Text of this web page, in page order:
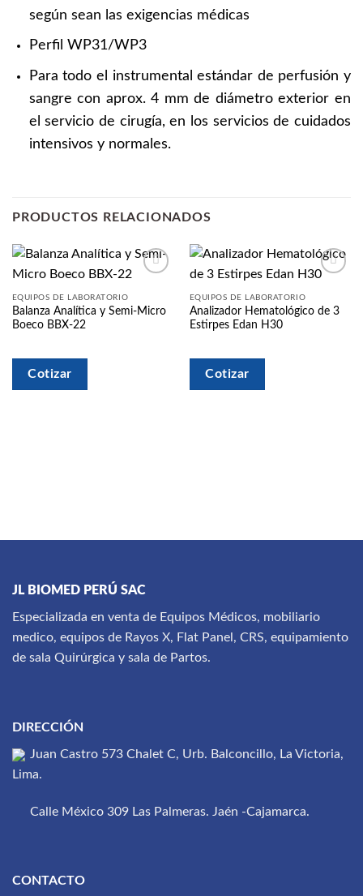
según sean las exigencias médicas
Perfil WP31/WP3 
Para todo el instrumental estándar de perfusión y
sangre con aprox. 4 mm de diámetro exterior en
el servicio de cirugía, en los servicios de cuidados
intensivos y normales.
PRODUCTOS RELACIONADOS
lista
EQUIPOS DE LABORATORIO
Balanza Analítica y Semi-Micro
Boeco BBX-22
Cotizar
lista
EQUIPOS DE LABORATORIO
Analizador Hematológico de 3
Estirpes Edan H30
Cotizar
JL BIOMED PERÚ SAC
Especializada en venta de Equipos Médicos, mobiliario
medico, equipos de Rayos X, Flat Panel, CRS, equipamiento
de sala Quirúrgica y sala de Partos.
DIRECCIÓN
Juan Castro 573 Chalet C, Urb. Balconcillo, La Victoria,
Lima.
Calle México 309 Las Palmeras. Jaén -Cajamarca.
CONTACTO